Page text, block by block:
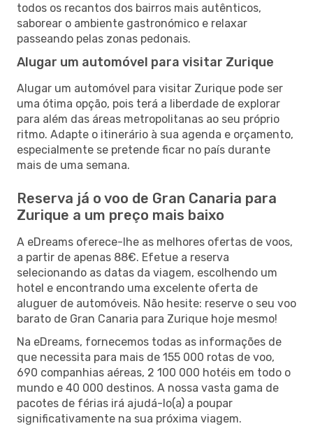
todos os recantos dos bairros mais autênticos,
saborear o ambiente gastronómico e relaxar
passeando pelas zonas pedonais.
Alugar um automóvel para visitar Zurique
Alugar um automóvel para visitar Zurique pode ser
uma ótima opção, pois terá a liberdade de explorar
para além das áreas metropolitanas ao seu próprio
ritmo. Adapte o itinerário à sua agenda e orçamento,
especialmente se pretende ficar no país durante
mais de uma semana.
Reserva já o voo de Gran Canaria para
Zurique a um preço mais baixo
A eDreams oferece-lhe as melhores ofertas de voos,
a partir de apenas 88€. Efetue a reserva
selecionando as datas da viagem, escolhendo um
hotel e encontrando uma excelente oferta de
aluguer de automóveis. Não hesite: reserve o seu voo
barato de Gran Canaria para Zurique hoje mesmo!
Na eDreams, fornecemos todas as informações de
que necessita para mais de 155 000 rotas de voo,
690 companhias aéreas, 2 100 000 hotéis em todo o
mundo e 40 000 destinos. A nossa vasta gama de
pacotes de férias irá ajudá-lo(a) a poupar
significativamente na sua próxima viagem.